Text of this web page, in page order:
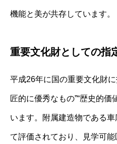
機能と美が共存しています。
重要文化財としての指
平成26年に国の重要文化財
匠的に優秀なもの”“歴史的価
います。附属建造物である
て評価されており、見学可